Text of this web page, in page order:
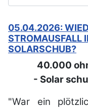
05.04.2026:
TROMAUSFALL
OLARSCHUB?
40.000
- Solar
"War ein